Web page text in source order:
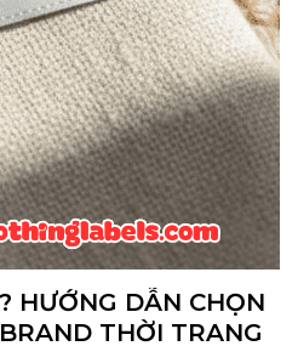
HƯỚNG DẪN CHỌN
THỜI TRANG